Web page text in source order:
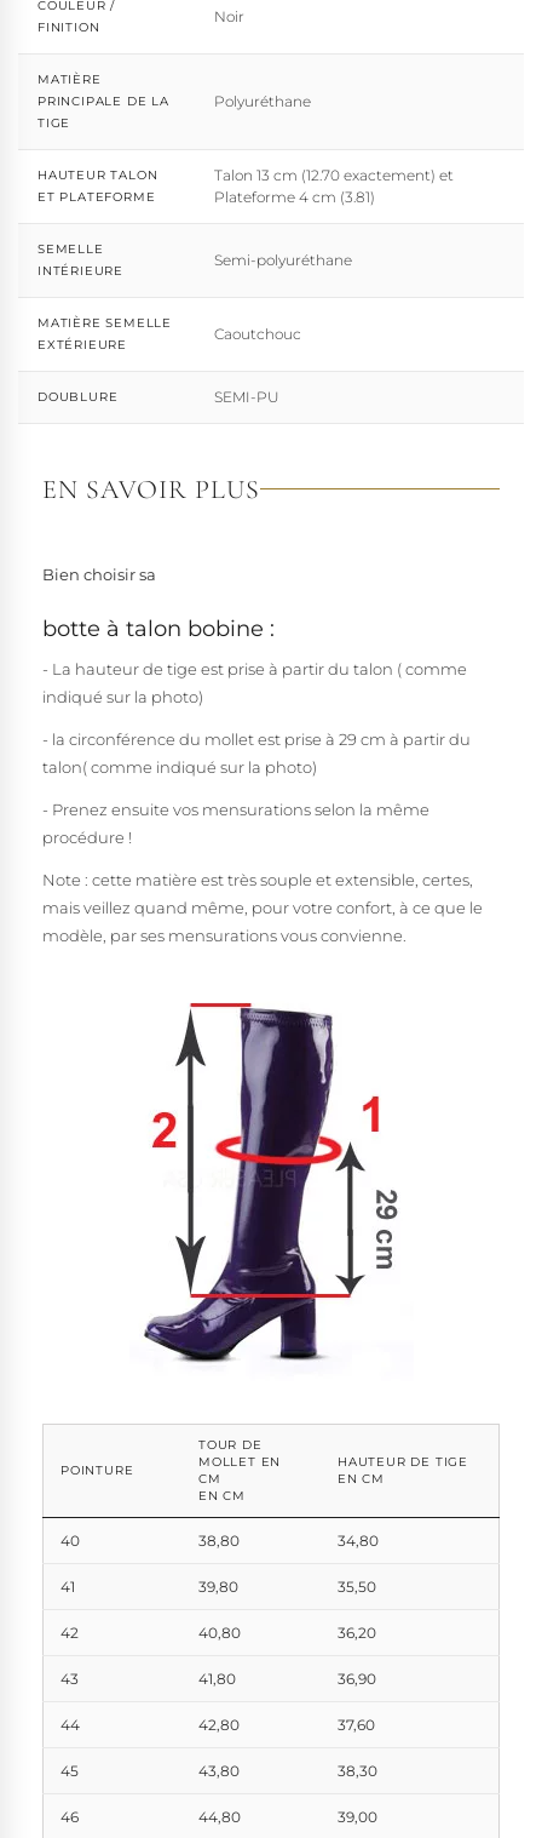
COULEUR /
FINITION
Noir
MATIÈRE
PRINCIPALE DE LA
TIGE
Polyuréthane
HAUTEUR TALON
ET PLATEFORME
Talon 13 cm (12.70 exactement) et
Plateforme 4 cm (3.81)
SEMELLE
INTÉRIEURE
Semi-polyuréthane
MATIÈRE SEMELLE
EXTÉRIEURE
Caoutchouc
DOUBLURE SEMI-PU
EN SAVOIR PLUS
Bien choisir sa
botte à talon bobine :
- La hauteur de tige est prise à partir du talon ( comme
indiqué sur la photo)
- la circonférence du mollet est prise à 29 cm à partir du
talon( comme indiqué sur la photo)
- Prenez ensuite vos mensurations selon la même
procédure !
Note : cette matière est très souple et extensible, certes,
mais veillez quand même, pour votre confort, à ce que le
modèle, par ses mensurations vous convienne.
POINTURE
TOUR DE
MOLLET EN
CM
EN CM
HAUTEUR DE TIGE
EN CM
40 38,80 34,80
41 39,80 35,50
42 40,80 36,20
43 41,80 36,90
44 42,80 37,60
45 43,80 38,30
46 44,80 39,00